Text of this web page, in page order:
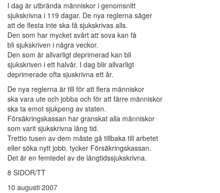
I dag är utbrända människor i genomsnitt
sjukskrivna i 119 dagar. De nya reglerna säger
att de flesta inte ska få sjukskrivas alls.
Den som har mycket svårt att sova kan få
bli sjukskriven i några veckor.
Den som är allvarligt deprimerad kan bli
sjukskriven i ett halvår. I dag blir allvarligt
deprimerade ofta sjuskrivna ett år.
De nya reglerna är till för att flera människor
ska vara ute och jobba och för att färre människor
ska ta emot sjukpeng av staten.
Försäkringskassan har granskat alla människor
som varit sjukskrivna lång tid.
Trettio tusen av dem måste gå tillbaka till arbetet
eller söka nytt jobb, tycker Försäkringskassan.
Det är en femtedel av de långtidssjukskrivna.
8 SIDOR/TT
10 augusti 2007